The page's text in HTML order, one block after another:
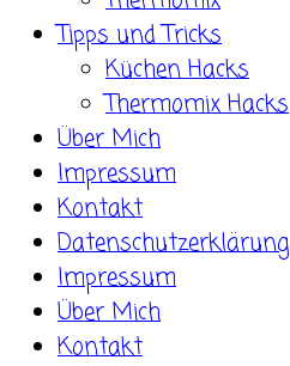
Tipps und Tricks
Küchen Hacks
Thermomix Hacks
Über Mich
Impressum
Kontakt
Datenschutzerklärung
Impressum
Über Mich
Kontakt